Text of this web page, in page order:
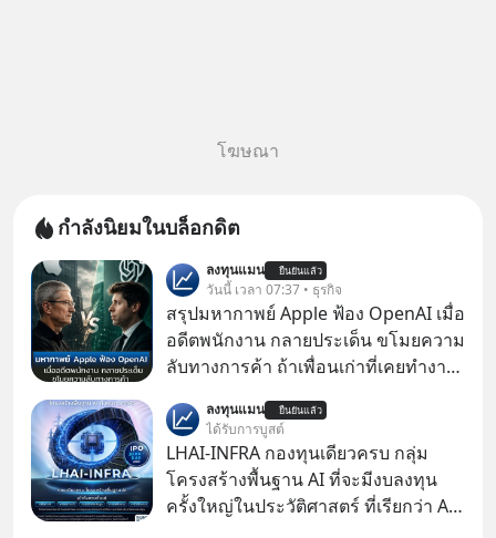
โฆษณา
กำลังนิยมในบล็อกดิต
ลงทุนแมน ยืนยันแล้ว
วันนี้ เวลา 07:37 • ธุรกิจ
สรุปมหากาพย์ Apple ฟ้อง OpenAI เมื่อ
อดีตพนักงาน กลายประเด็น ขโมยความ
ลับทางการค้า ถ้าเพื่อนเก่าที่เคยทำงาน
เก่าที่เขาเคยทำไว้ ตอนยังอยู่บริษัท
เดียวกัน
ลงทุนแมน ยืนยันแล้ว
ได้รับการบูสต์
LHAI-INFRA กองทุนเดียวครบ กลุ่ม
โครงสร้างพื้นฐาน AI ที่จะมีงบลงทุน
ครั้งใหญ่ในประวัติศาสตร์ ที่เรียกว่า AI